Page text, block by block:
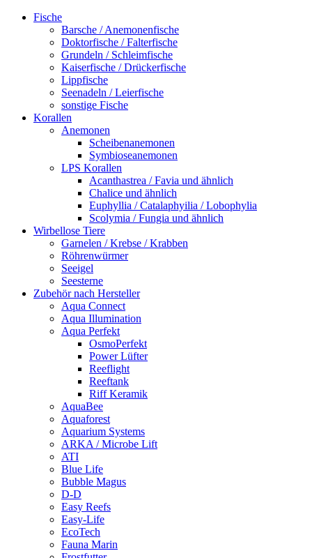
Fische
Barsche / Anemonenfische
Doktorfische / Falterfische
Grundeln / Schleimfische
Kaiserfische / Drückerfische
Lippfische
Seenadeln / Leierfische
sonstige Fische
Korallen
Anemonen
Scheibenanemonen
Symbioseanemonen
LPS Korallen
Acanthastrea / Favia und ähnlich
Chalice und ähnlich
Euphyllia / Catalaphyilia / Lobophylia
Scolymia / Fungia und ähnlich
Wirbellose Tiere
Garnelen / Krebse / Krabben
Röhrenwürmer
Seeigel
Seesterne
Zubehör nach Hersteller
Aqua Connect
Aqua Illumination
Aqua Perfekt
OsmoPerfekt
Power Lüfter
Reeflight
Reeftank
Riff Keramik
AquaBee
Aquaforest
Aquarium Systems
ARKA / Microbe Lift
ATI
Blue Life
Bubble Magus
D-D
Easy Reefs
Easy-Life
EcoTech
Fauna Marin